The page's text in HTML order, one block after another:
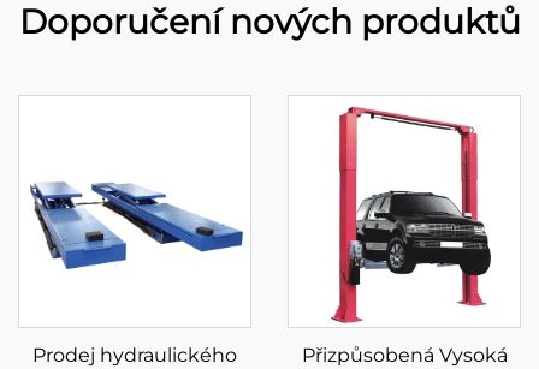
Doporučení nových produktů
Prodej hydraulického
Přizpůsobená Vysoká